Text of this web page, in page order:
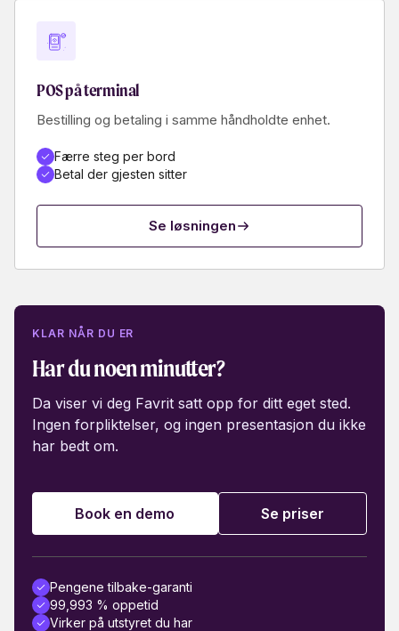
POS på terminal
Bestilling og betaling i samme håndholdte enhet.
Færre steg per bord
Betal der gjesten sitter
Se løsningen
KLAR NÅR DU ER
Har du noen minutter?
Da viser vi deg Favrit satt opp for ditt eget sted.
Ingen forpliktelser, og ingen presentasjon du ikke
har bedt om.
Book en demo Se priser
Pengene tilbake-garanti
99,993 % oppetid
Virker på utstyret du har